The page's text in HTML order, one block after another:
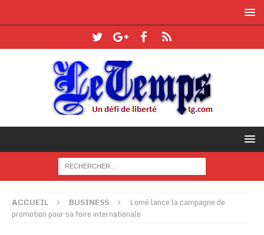
ACCUEIL BUSINESS
Lomé lance la campagne de
promotion pour sa foire internationale